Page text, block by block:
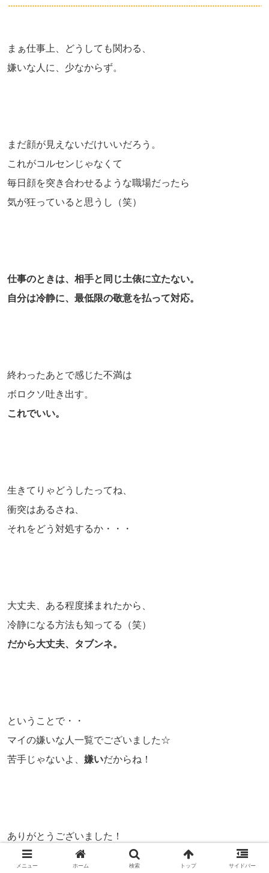
まぁ仕事上、どうしても関わる、
嫌いな人に、少なからず。
まだ顔が見えないだけいいだろう。
これがコルセンじゃなくて
毎日顔を突き合わせるような職場だったら
気が狂っていると思うし（笑）
仕事のときは、相手と同じ土俵に立たない。
自分は冷静に、最低限の敬意を払って対応。
終わったあとで感じた不満は
ボロクソ吐き出す。
これでいい。
生きてりゃどうしたってね、
衝突はあるさね、
それをどう対処するか・・・
大丈夫、ある程度揉まれたから、
冷静になる方法も知ってる（笑）
だから大丈夫、タブンネ。
ということで・・
マイの嫌いな人一覧でございました☆
苦手じゃないよ、 嫌いだからね！
ありがとうございました！
メニュー ホーム 検索 トップ サイドバー